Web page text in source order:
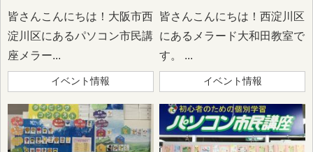
皆さんこんにちは！大阪市西
淀川区にあるパソコン市民講
座メラー...
イベント情報
皆さんこんにちは！西淀川区
にあるメラード大和田教室で
す。 ...
イベント情報